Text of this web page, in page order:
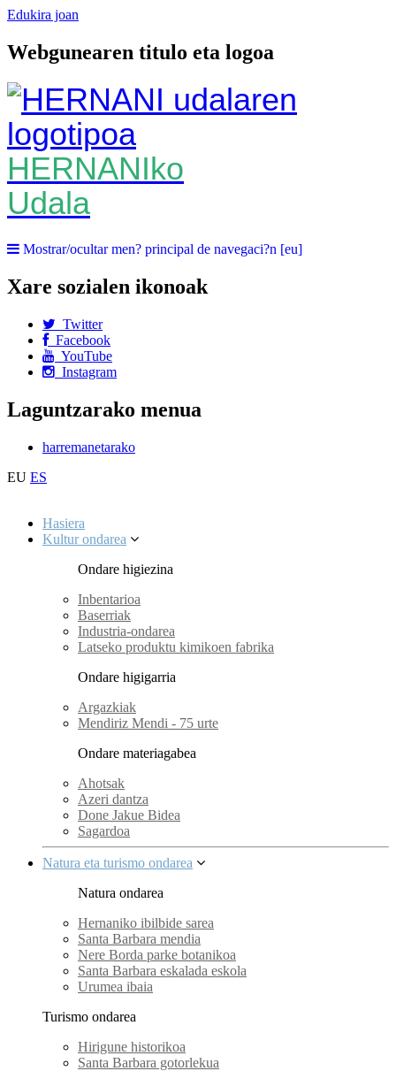
Edukira joan
Webgunearen titulo eta logoa
HERNANIko
Udala
Mostrar/ocultar men? principal de navegaci?n [eu]
Xare sozialen ikonoak
Twitter
Facebook
YouTube
Instagram
Laguntzarako menua
harremanetarako
EU ES
Hasiera
Kultur ondarea
Ondare higiezina
Inbentarioa
Baserriak
Industria-ondarea
Latseko produktu kimikoen fabrika
Ondare higigarria
Argazkiak
Mendiriz Mendi - 75 urte
Ondare materiagabea
Ahotsak
Azeri dantza
Done Jakue Bidea
Sagardoa
Natura eta turismo ondarea
Natura ondarea
Hernaniko ibilbide sarea
Santa Barbara mendia
Nere Borda parke botanikoa
Santa Barbara eskalada eskola
Urumea ibaia
Turismo ondarea
Hirigune historikoa
Santa Barbara gotorlekua